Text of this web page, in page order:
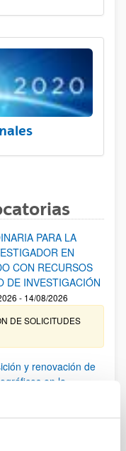
PARA LA
EN
CON RECURSOS
DE INVESTIGACIÓN
- 14/08/2026
DE SOLICITUDES
y renovación de
en la
Relación